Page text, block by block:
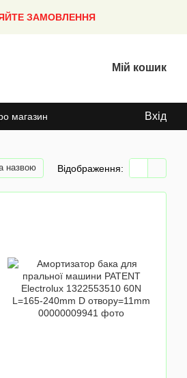
ЗАМОВЛЕННЯ
Мій кошик
магазин Вхід
назвою Відображення: